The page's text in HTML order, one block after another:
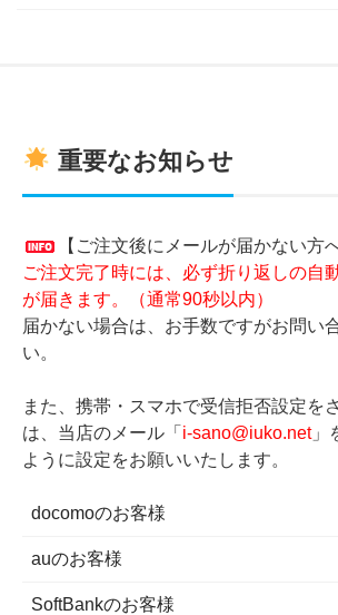
重要なお知らせ
【ご注文後にメールが届かない方へ
ご注文完了時には、必ず折り返しの自
が届きます。（通常90秒以内）
届かない場合は、お手数ですがお問い
い。
また、携帯・スマホで受信拒否設定を
は、当店のメール「 i-sano@iuko.net」
ように設定をお願いいたします。
docomoのお客様
auのお客様
SoftBankのお客様